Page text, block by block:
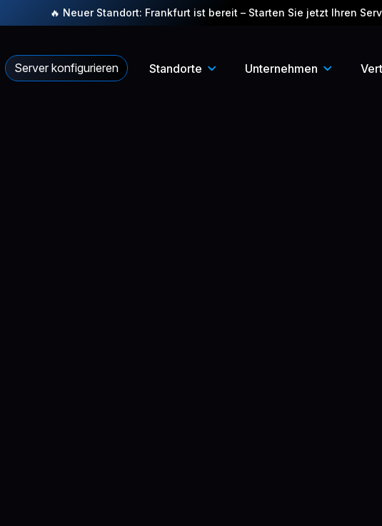
🔥 Neuer Standort: Frankfurt ist bereit – Starten Sie jetzt Ihren
Server konfigurieren Standorte Unternehmen